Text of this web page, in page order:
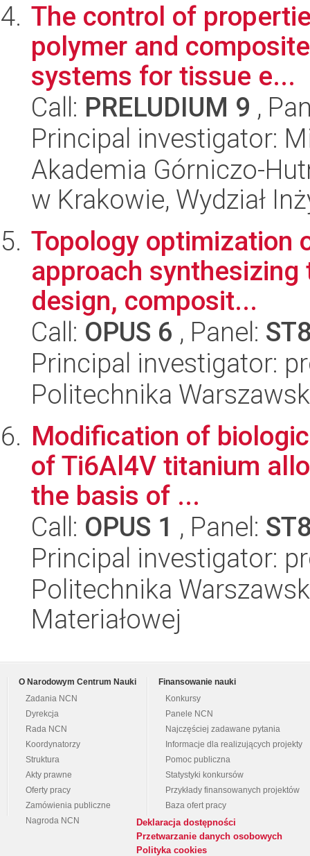
The control of
polymer and
systems for tissue e...
Call: PRELUDIUM 9 ,
Principal investigator:
Akademia Górniczo-
w Krakowie, Wydział
Topology optimization
approach
design, composit...
Call: OPUS 6 , Panel:
Principal investigator:
Politechnika
Modification of
of Ti6Al4V titanium
the basis of ...
Call: OPUS 1 , Panel:
Principal investigator:
Politechnika
Materiałowej
O Narodowym Centrum Nauki
Zadania NCN
Dyrekcja
Rada NCN
Koordynatorzy
Struktura
Akty prawne
Oferty pracy
Zamówienia publiczne
Nagroda NCN
Finansowanie nauki
Konkursy
Panele NCN
Najczęściej zadawane pytania
Informacje dla realizujących projekty
Pomoc publiczna
Statystyki konkursów
Przykłady finansowanych projektów
Baza ofert pracy
Deklaracja dostępności
Przetwarzanie danych osobowych
Polityka cookies